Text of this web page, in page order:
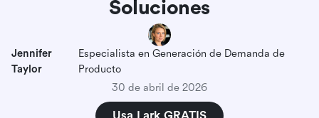
Soluciones
Jennifer
Taylor
Especialista en Generación de Demanda de
Producto
30 de abril de 2026